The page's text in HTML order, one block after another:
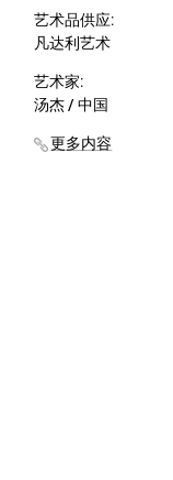
艺术品供应:
凡达利艺术
艺术家:
汤杰 / 中国
更多内容